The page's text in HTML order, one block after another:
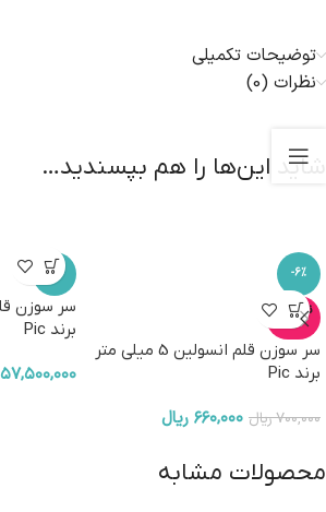
توضیحات تکمیلی
نظرات (0)
شاید این‌ها را هم بپسندید…
-6%
ناموجو
د
سر سوزن قلم انسولین 5 میلی متر
برند Pic
۷۰۰,۰۰۰ریال ۶۶۰,۰۰۰ ریال
-5%
برند Pic
۵۷,۵۰۰,۰۰۰
محصولات مشابه